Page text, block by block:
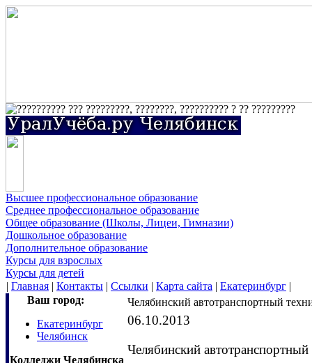
Высшее профессиональное образование
Среднее профессиональное образование
Общее образование (Школы, Лицеи, Гимназии)
Дошкольное образование
Дополнительное образование
Курсы для взрослых
Курсы для детей
| Главная | Контакты | Ссылки | Карта сайта | Екатеринбург |
Ваш город:
Екатеринбург
Челябинск
Колледжи Челябинска
Челябинский автотранспортный
06.10.2013
Челябинский